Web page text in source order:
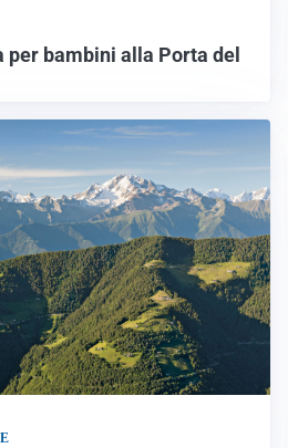
bambini alla Porta del